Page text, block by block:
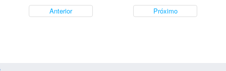
Anterior Próximo